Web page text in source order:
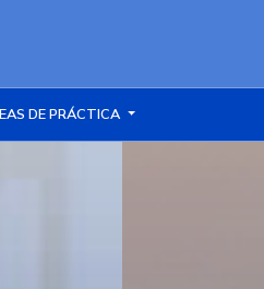
DE PRÁCTICA